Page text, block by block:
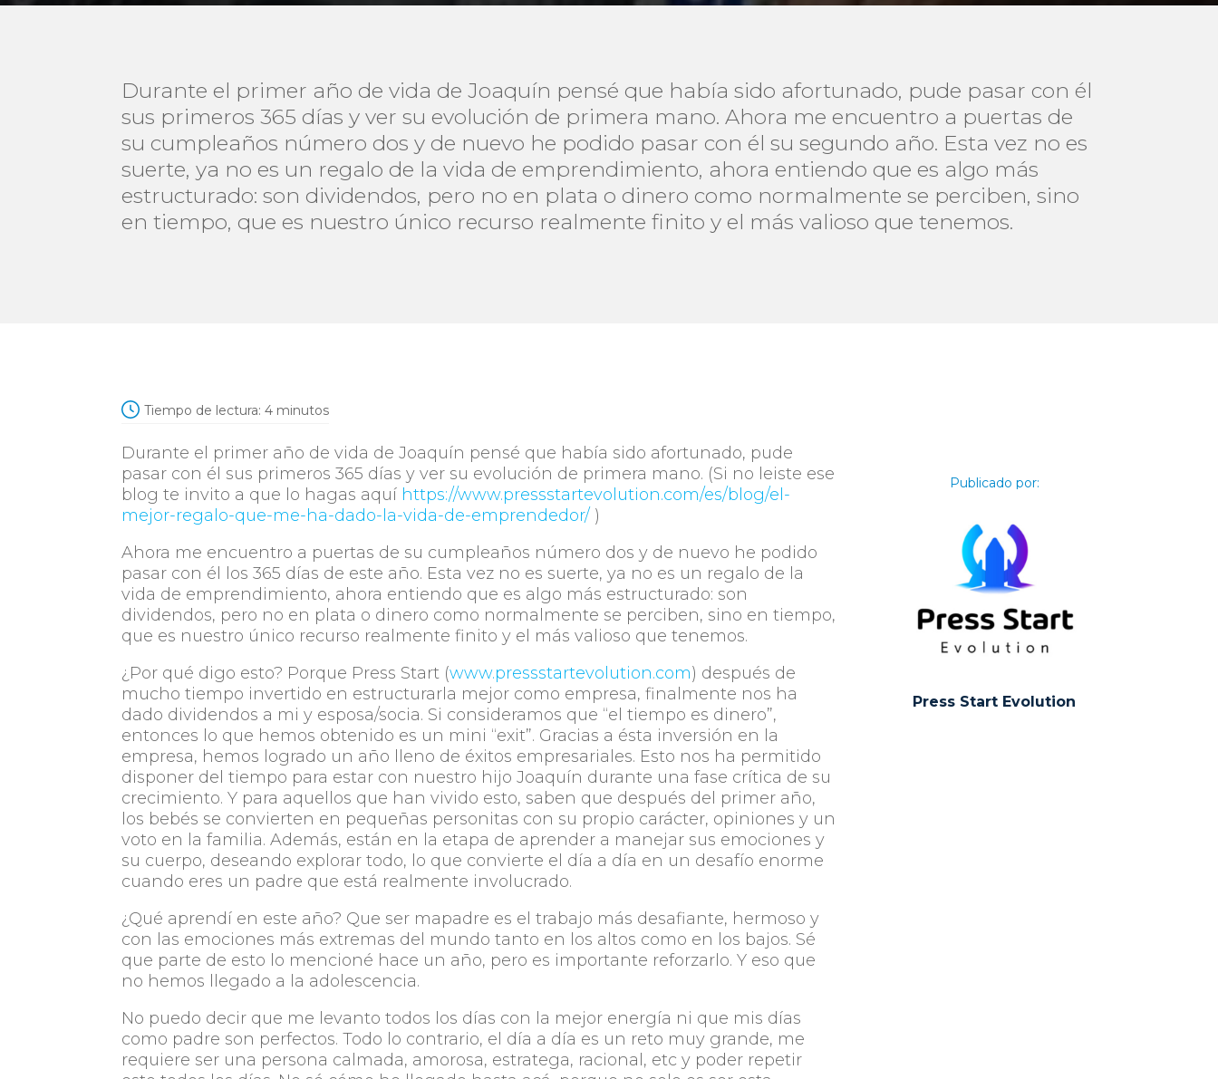
Durante el primer año de vida de Joaquín pensé que había sido afortunado, pude pasar con él
sus primeros 365 días y ver su evolución de primera mano. Ahora me encuentro a puertas de
su cumpleaños número dos y de nuevo he podido pasar con él su segundo año. Esta vez no es
suerte, ya no es un regalo de la vida de emprendimiento, ahora entiendo que es algo más
estructurado: son dividendos, pero no en plata o dinero como normalmente se perciben, sino
en tiempo, que es nuestro único recurso realmente finito y el más valioso que tenemos.
Tiempo de lectura: 4 minutos
Durante el primer año de vida de Joaquín pensé que había sido afortunado, pude
pasar con él sus primeros 365 días y ver su evolución de primera mano. (Si no leiste ese
blog te invito a que lo hagas aquí https://www.pressstartevolution.com/es/blog/el-
mejor-regalo-que-me-ha-dado-la-vida-de-emprendedor/ )
Ahora me encuentro a puertas de su cumpleaños número dos y de nuevo he podido
pasar con él los 365 días de este año. Esta vez no es suerte, ya no es un regalo de la
vida de emprendimiento, ahora entiendo que es algo más estructurado: son
dividendos, pero no en plata o dinero como normalmente se perciben, sino en tiempo,
que es nuestro único recurso realmente finito y el más valioso que tenemos.
¿Por qué digo esto? Porque Press Start (www.pressstartevolution.com) después de
mucho tiempo invertido en estructurarla mejor como empresa, finalmente nos ha
dado dividendos a mi y esposa/socia. Si consideramos que “el tiempo es dinero”,
entonces lo que hemos obtenido es un mini “exit”. Gracias a ésta inversión en la
empresa, hemos logrado un año lleno de éxitos empresariales. Esto nos ha permitido
disponer del tiempo para estar con nuestro hijo Joaquín durante una fase crítica de su
crecimiento. Y para aquellos que han vivido esto, saben que después del primer año,
los bebés se convierten en pequeñas personitas con su propio carácter, opiniones y un
voto en la familia. Además, están en la etapa de aprender a manejar sus emociones y
su cuerpo, deseando explorar todo, lo que convierte el día a día en un desafío enorme
cuando eres un padre que está realmente involucrado.
¿Qué aprendí en este año? Que ser mapadre es el trabajo más desafiante, hermoso y
con las emociones más extremas del mundo tanto en los altos como en los bajos. Sé
que parte de esto lo mencioné hace un año, pero es importante reforzarlo. Y eso que
no hemos llegado a la adolescencia.
No puedo decir que me levanto todos los días con la mejor energía ni que mis días
como padre son perfectos. Todo lo contrario, el día a día es un reto muy grande, me
requiere ser una persona calmada, amorosa, estratega, racional, etc y poder repetir
Publicado por:
Press Start Evolution